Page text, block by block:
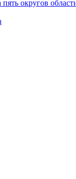
округов